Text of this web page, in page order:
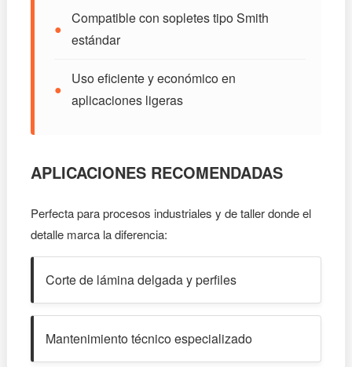
●
Compatible con sopletes tipo Smith
estándar
●
Uso eficiente y económico en
aplicaciones ligeras
APLICACIONES RECOMENDADAS
Perfecta para procesos industriales y de taller donde el
detalle marca la diferencia:
Corte de lámina delgada y perfiles
Mantenimiento técnico especializado